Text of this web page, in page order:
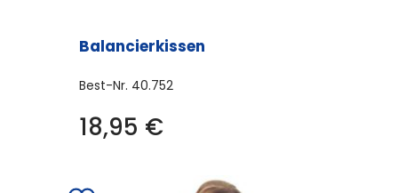
Balancierkissen
Best-Nr. 40.752
18,95 €